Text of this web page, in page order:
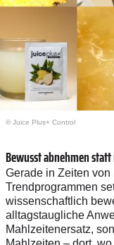
© Juice Plus+ Control
Bewusst abnehmen
Gerade in Zeiten
Trendprogrammen
wissenschaftlich
alltagstaugliche
Mahlzeitenersatz,